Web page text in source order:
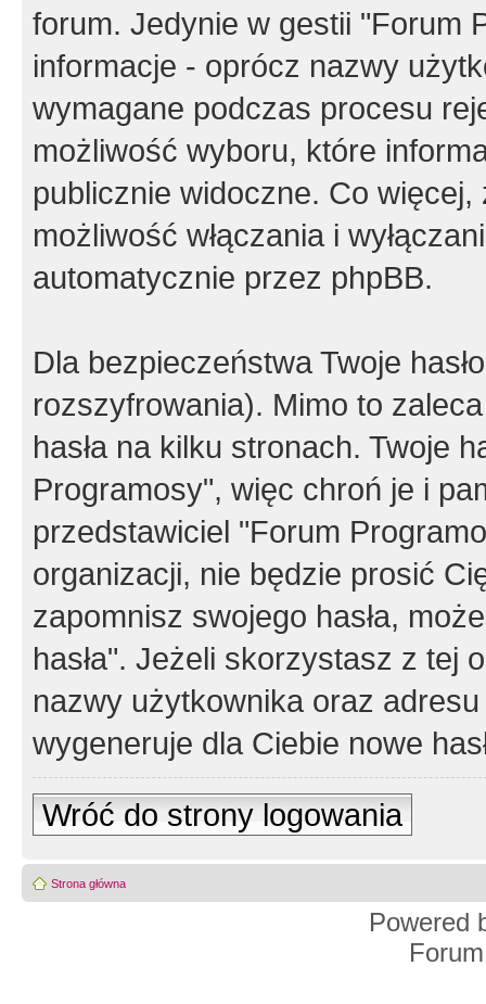
forum. Jedynie w gestii "Forum
informacje - oprócz nazwy
wymagane podczas procesu
możliwość wyboru, które
publicznie widoczne. Co
możliwość włączania i
automatycznie przez phpBB.
Dla bezpieczeństwa Twoje
rozszyfrowania). Mimo to
hasła na kilku stronach. Twoje
Programosy", więc chroń je i
przedstawiciel "Forum
organizacji, nie będzie prosić
zapomnisz swojego hasła,
hasła". Jeżeli skorzystasz z tej
nazwy użytkownika oraz
wygeneruje dla Ciebie nowe
Wróć do strony logowania
Strona główna
Powered